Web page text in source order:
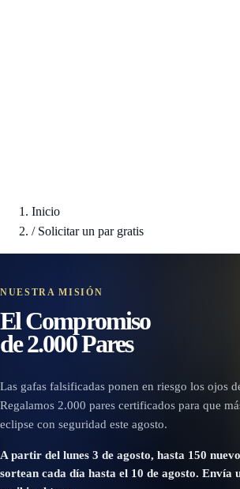
Inicio
/ Solicitar un par gratis
NUESTRA MISIÓN
El Compromiso
de 2.000 Pares
Las gafas falsificadas ponen en riesgo los ojos
Regalamos 2.000 pares certificados para que
eclipse con seguridad este agosto.
A partir del lunes 3 de agosto, hasta 150
sortean cada día hasta el 10 de agosto. Envía